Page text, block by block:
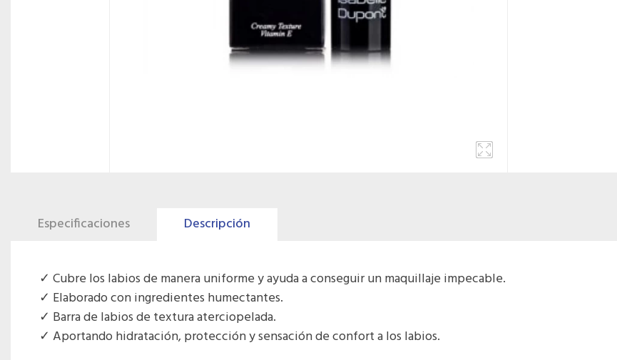
Especificaciones Descripción
Cubre los labios de manera uniforme y ayuda a conseguir un maquillaje impecable.
Elaborado con ingredientes humectantes.
Barra de labios de textura aterciopelada.
Aportando hidratación, protección y sensación de confort a los labios.